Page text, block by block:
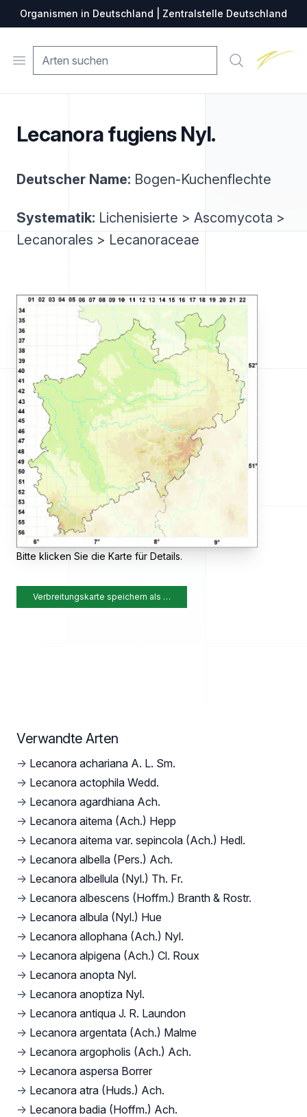
Organismen in Deutschland | Zentralstelle Deutschland
Open menu Suche
Lecanora fugiens Nyl.
Deutscher Name: Bogen-Kuchenflechte
Systematik: Lichenisierte > Ascomycota >
Lecanorales > Lecanoraceae
Bitte klicken Sie die Karte für Details.
Verbreitungskarte speichern als …
Verwandte Arten
→ Lecanora achariana A. L. Sm.
→ Lecanora actophila Wedd.
→ Lecanora agardhiana Ach.
→ Lecanora aitema (Ach.) Hepp
→ Lecanora aitema var. sepincola (Ach.) Hedl.
→ Lecanora albella (Pers.) Ach.
→ Lecanora albellula (Nyl.) Th. Fr.
→ Lecanora albescens (Hoffm.) Branth & Rostr.
→ Lecanora albula (Nyl.) Hue
→ Lecanora allophana (Ach.) Nyl.
→ Lecanora alpigena (Ach.) Cl. Roux
→ Lecanora anopta Nyl.
→ Lecanora anoptiza Nyl.
→ Lecanora antiqua J. R. Laundon
→ Lecanora argentata (Ach.) Malme
→ Lecanora argopholis (Ach.) Ach.
→ Lecanora aspersa Borrer
→ Lecanora atra (Huds.) Ach.
→ Lecanora badia (Hoffm.) Ach.